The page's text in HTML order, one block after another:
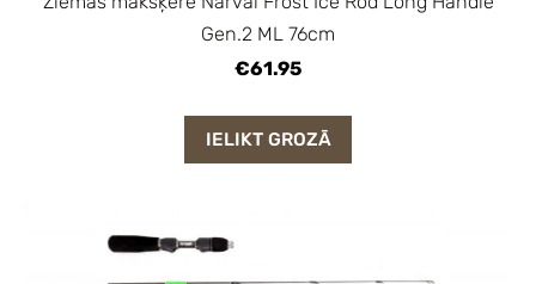
Gen.2 ML 76cm
€61.95
IELIKT GROZĀ